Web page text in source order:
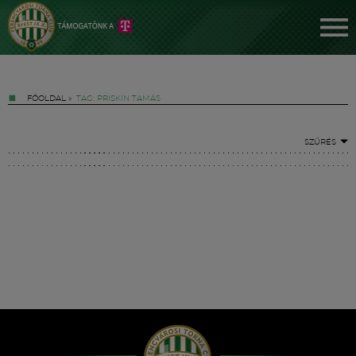
FŐOLDAL » TAG: PRISKIN TAMÁS
SZŰRÉS
Hírek